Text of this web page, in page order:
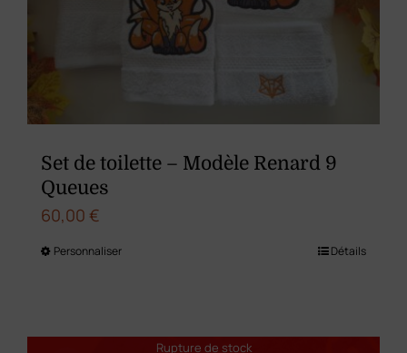
être
choisies
page
du
Set de toilette – Modèle Renard 9
Queues
60,00 €
PersonnaliserCe
plusieurs
Détails
Rupture de stock